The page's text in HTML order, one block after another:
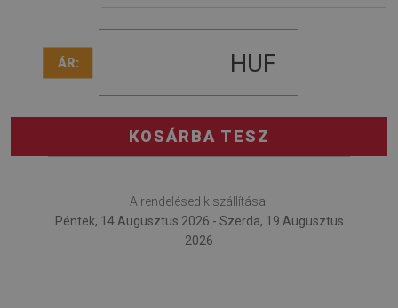
ÁR: HUF
KOSÁRBA TESZ
A rendelésed kiszállítása:
Péntek, 14 Augusztus 2026 - Szerda, 19 Augusztus
2026